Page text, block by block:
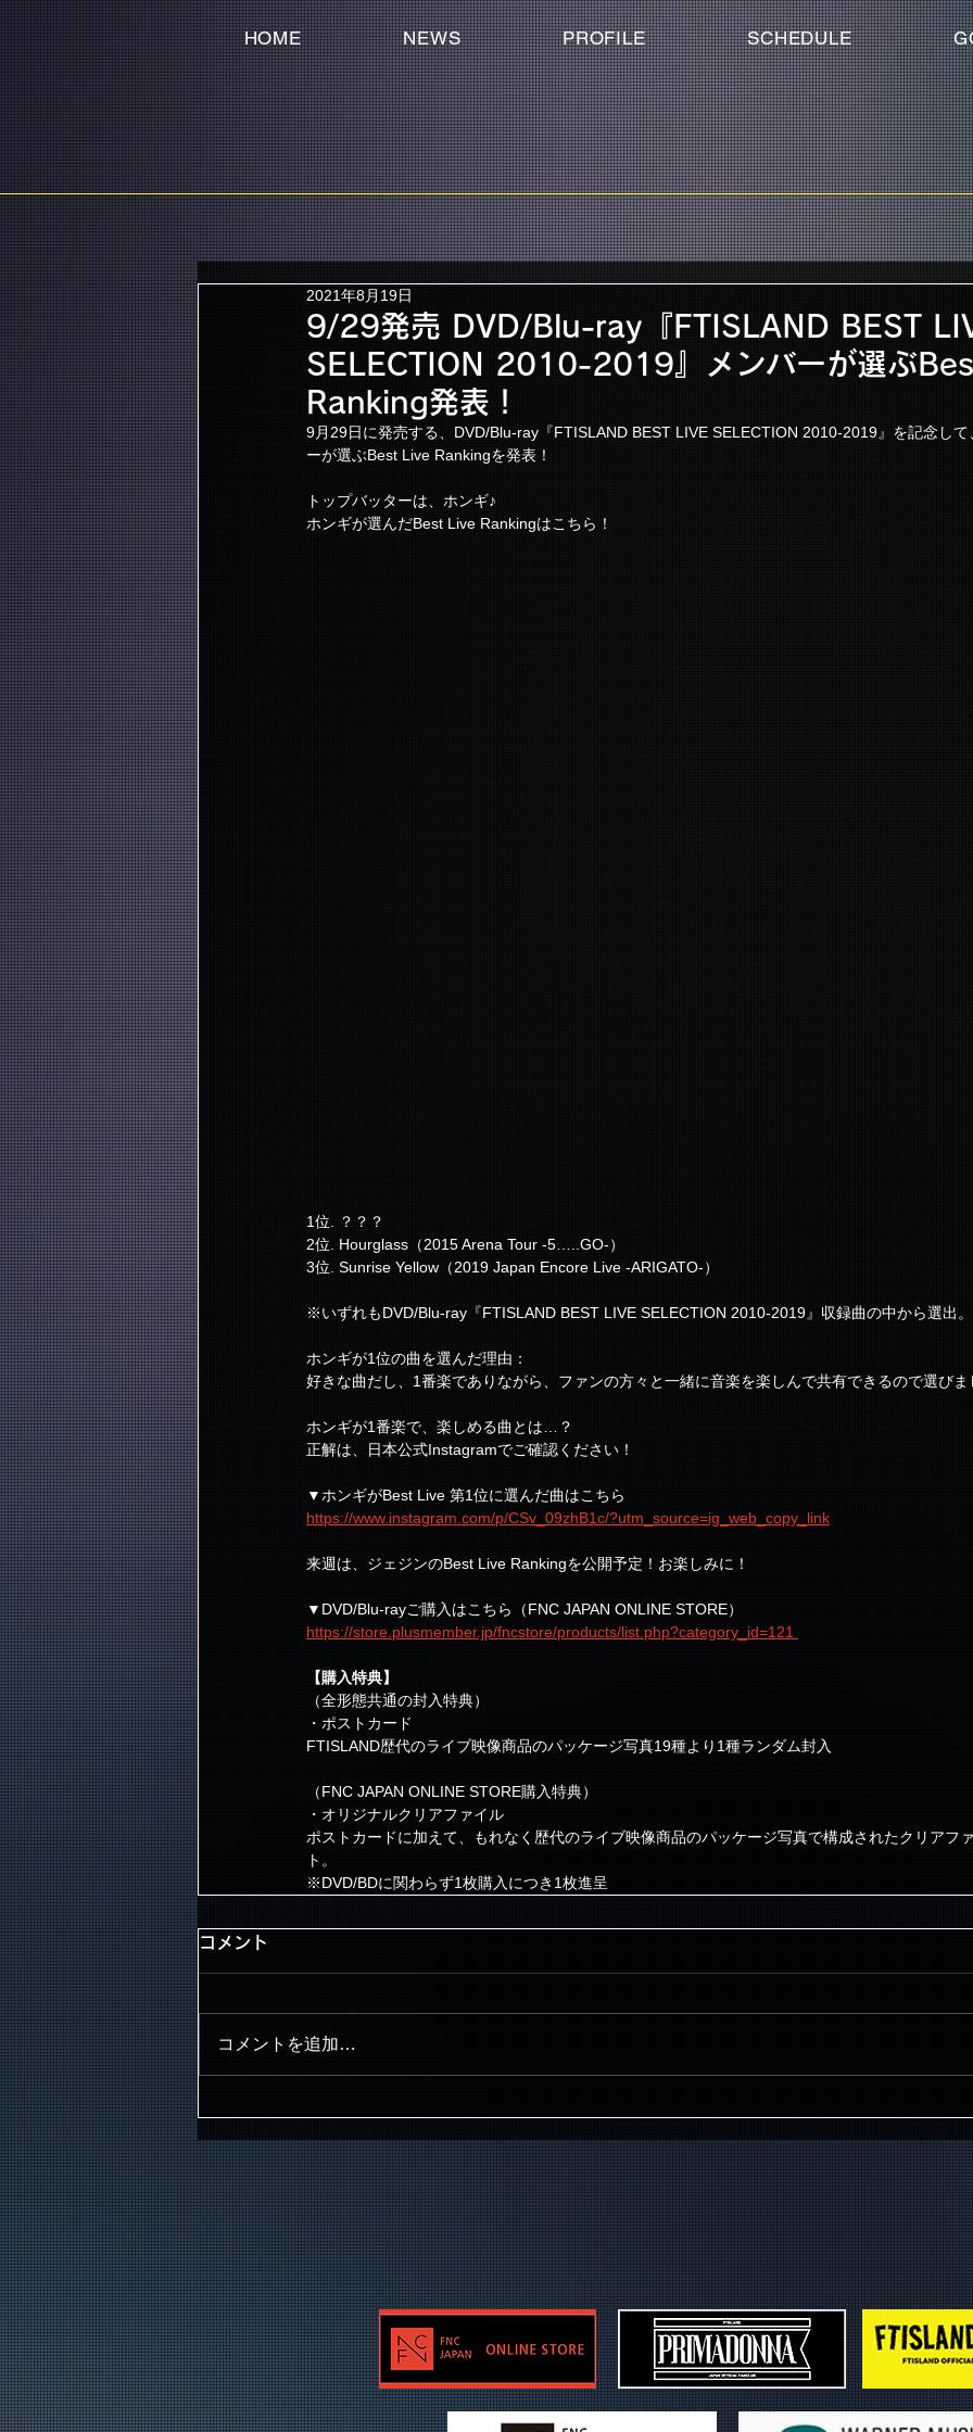
HOME NEWS PROFILE SCHEDULE
9/29発売 DVD/Blu-ray『FTISLAND BEST
SELECTION 2010-2019』メンバーが選ぶ
Ranking発表！
2021年8月19日
9月29日に発売する、DVD/Blu-ray『FTISLAND BEST LIVE SELECTION 2010-2019』を記念し
ーが選ぶBest Live Rankingを発表！
トップバッターは、ホンギ♪
ホンギが選んだBest Live Rankingはこちら！
1位. ？？？
2位. Hourglass（2015 Arena Tour -5…..GO-）
3位. Sunrise Yellow（2019 Japan Encore Live -ARIGATO-）
※いずれもDVD/Blu-ray『FTISLAND BEST LIVE SELECTION 2010-2019』収録曲の中から選出。
ホンギが1位の曲を選んだ理由：
好きな曲だし、1番楽でありながら、ファンの方々と一緒に音楽を楽しんで共有できるので選びま
ホンギが1番楽で、楽しめる曲とは…？
正解は、日本公式Instagramでご確認ください！
▼ホンギがBest Live 第1位に選んだ曲はこちら
https://www.instagram.com/p/CSv_09zhB1c/?utm_source=ig_web_copy_link
来週は、ジェジンのBest Live Rankingを公開予定！お楽しみに！
▼DVD/Blu-rayご購入はこちら（FNC JAPAN ONLINE STORE）
https://store.plusmember.jp/fncstore/products/list.php?category_id=121
【購入特典】
（全形態共通の封入特典）
・ポストカード
FTISLAND歴代のライブ映像商品のパッケージ写真19種より1種ランダム封入
（FNC JAPAN ONLINE STORE購入特典）
・オリジナルクリアファイル
ポストカードに加えて、もれなく歴代のライブ映像商品のパッケージ写真で構成されたクリアフ
ト。
※DVD/BDに関わらず1枚購入につき1枚進呈
コメント
コメントを追加…